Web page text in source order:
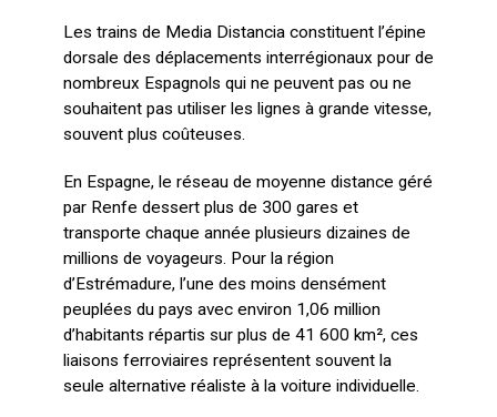
Les trains de Media Distancia constituent l’épine
dorsale des déplacements interrégionaux pour de
nombreux Espagnols qui ne peuvent pas ou ne
souhaitent pas utiliser les lignes à grande vitesse,
souvent plus coûteuses.
En Espagne, le réseau de moyenne distance géré
par Renfe dessert plus de 300 gares et
transporte chaque année plusieurs dizaines de
millions de voyageurs. Pour la région
d’Estrémadure, l’une des moins densément
peuplées du pays avec environ 1,06 million
d’habitants répartis sur plus de 41 600 km², ces
liaisons ferroviaires représentent souvent la
seule alternative réaliste à la voiture individuelle.